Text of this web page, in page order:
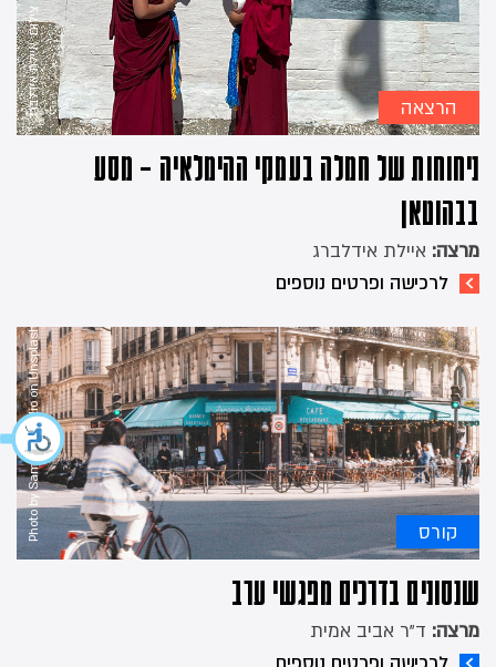
צילום: איילת אידלברג הרצאה
ניחוחות של חמלה בעמקי ההימלאיה – מסע
בבהוטאן
מרצה: איילת אידלברג
לרכישה ופרטים נוספים
Photo by Samuele Giglio on Unsplash קורס
שנסונים בדרכים מפגשי ערב
מרצה: ד"ר אביב אמית